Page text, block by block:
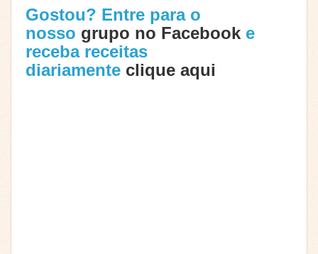
Gostou? Entre para o
nosso grupo no Facebook e
receba receitas
diariamente clique aqui